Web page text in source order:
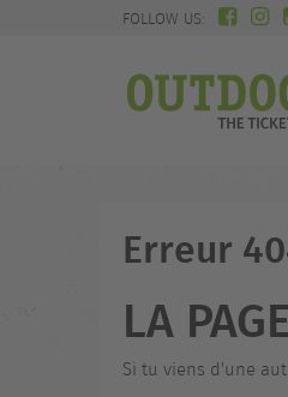
FOLLOW US:
Erreur
LA
Si tu viens d'une